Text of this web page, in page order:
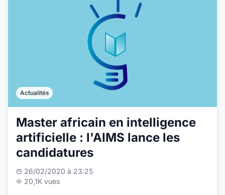
Actualités
Master africain en intelligence
artificielle : l'AIMS lance les
candidatures
26/02/2020 à 23:25
20,1K vues